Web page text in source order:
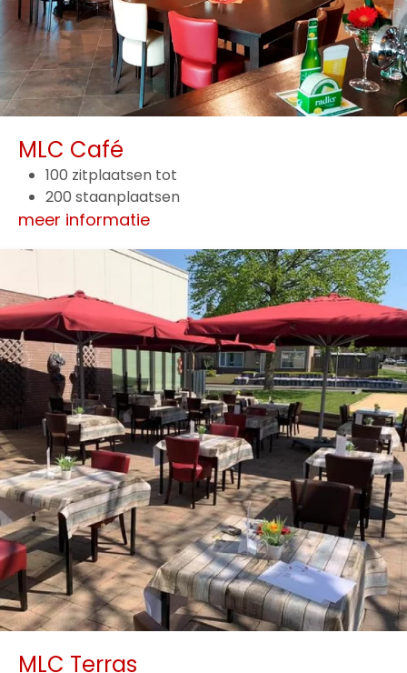
MLC Café
100 zitplaatsen tot
200 staanplaatsen
meer informatie
MLC Terras